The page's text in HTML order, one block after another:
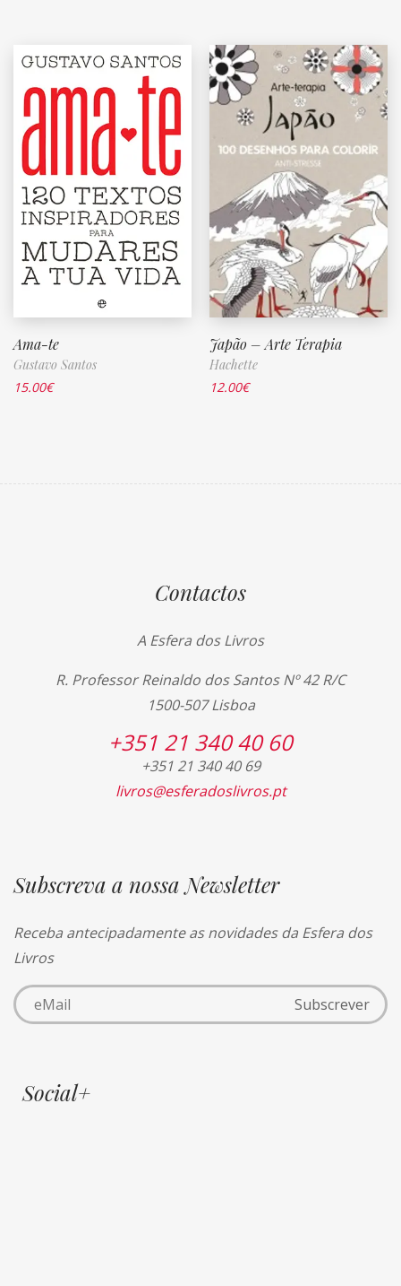
Ama-te
Gustavo Santos
15.00€
Japão – Arte Terapia
Hachette
12.00€
Contactos
A Esfera dos Livros
R. Professor Reinaldo dos Santos Nº 42 R/C
1500-507 Lisboa
+351 21 340 40 60
+351 21 340 40 69
livros@esferadoslivros.pt
Subscreva a nossa Newsletter
Receba antecipadamente as novidades da Esfera dos
Livros
Social+